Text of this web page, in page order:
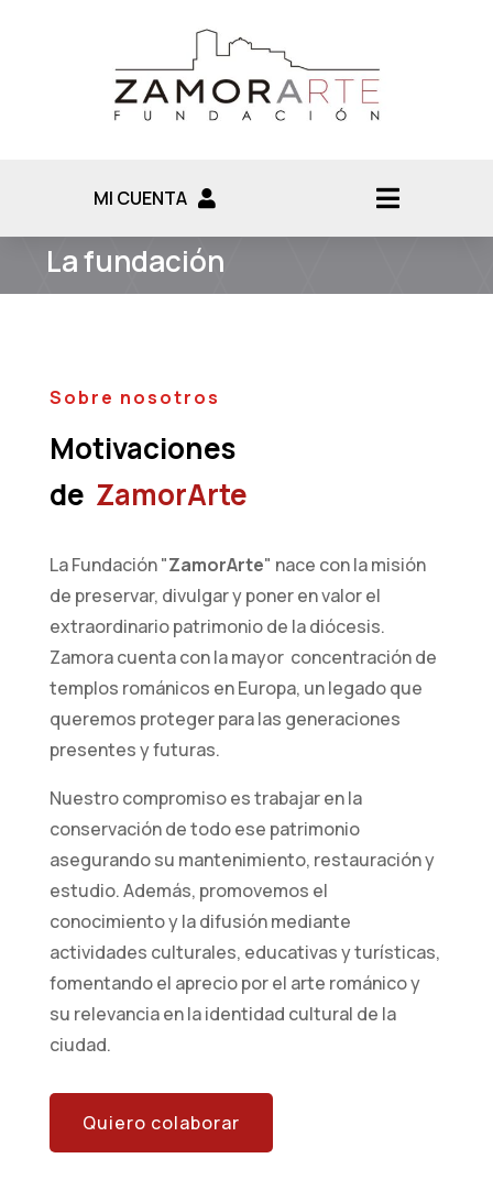
MI CUENTA
La fundación
Sobre nosotros
Motivaciones
de ZamorArte
La Fundación "ZamorArte" nace con la misión
de preservar, divulgar y poner en valor el
extraordinario patrimonio de la diócesis.
Zamora cuenta con la mayor concentración de
templos románicos en Europa, un legado que
queremos proteger para las generaciones
presentes y futuras.
Nuestro compromiso es trabajar en la
conservación de todo ese patrimonio
asegurando su mantenimiento, restauración y
estudio. Además, promovemos el
conocimiento y la difusión mediante
actividades culturales, educativas y turísticas,
fomentando el aprecio por el arte románico y
su relevancia en la identidad cultural de la
ciudad.
Quiero colaborar